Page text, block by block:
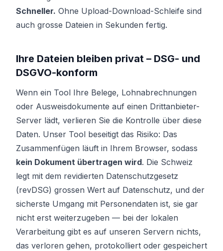
Schneller. Ohne Upload-Download-Schleife sind
auch grosse Dateien in Sekunden fertig.
Ihre Dateien bleiben privat – DSG- und
DSGVO-konform
Wenn ein Tool Ihre Belege, Lohnabrechnungen
oder Ausweisdokumente auf einen Drittanbieter-
Server lädt, verlieren Sie die Kontrolle über diese
Daten. Unser Tool beseitigt das Risiko: Das
Zusammenfügen läuft in Ihrem Browser, sodass
kein Dokument übertragen wird. Die Schweiz
legt mit dem revidierten Datenschutzgesetz
(revDSG) grossen Wert auf Datenschutz, und der
sicherste Umgang mit Personendaten ist, sie gar
nicht erst weiterzugeben — bei der lokalen
Verarbeitung gibt es auf unseren Servern nichts,
das verloren gehen, protokolliert oder gespeichert